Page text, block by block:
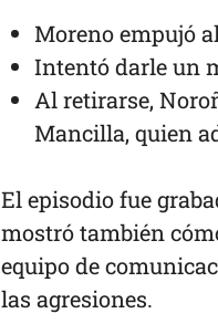
Moreno empujó
Intentó darle un
Al retirarse,
Mancilla, quien
El episodio fue
mostró también
equipo de
las agresiones.